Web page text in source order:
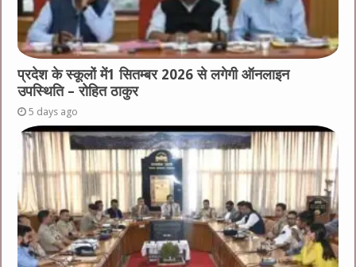
प्रदेश के स्कूलों में1 सितम्बर 2026 से लगेगी ऑनलाइन
उपस्थिति – रोहित ठाकुर
5 days ago